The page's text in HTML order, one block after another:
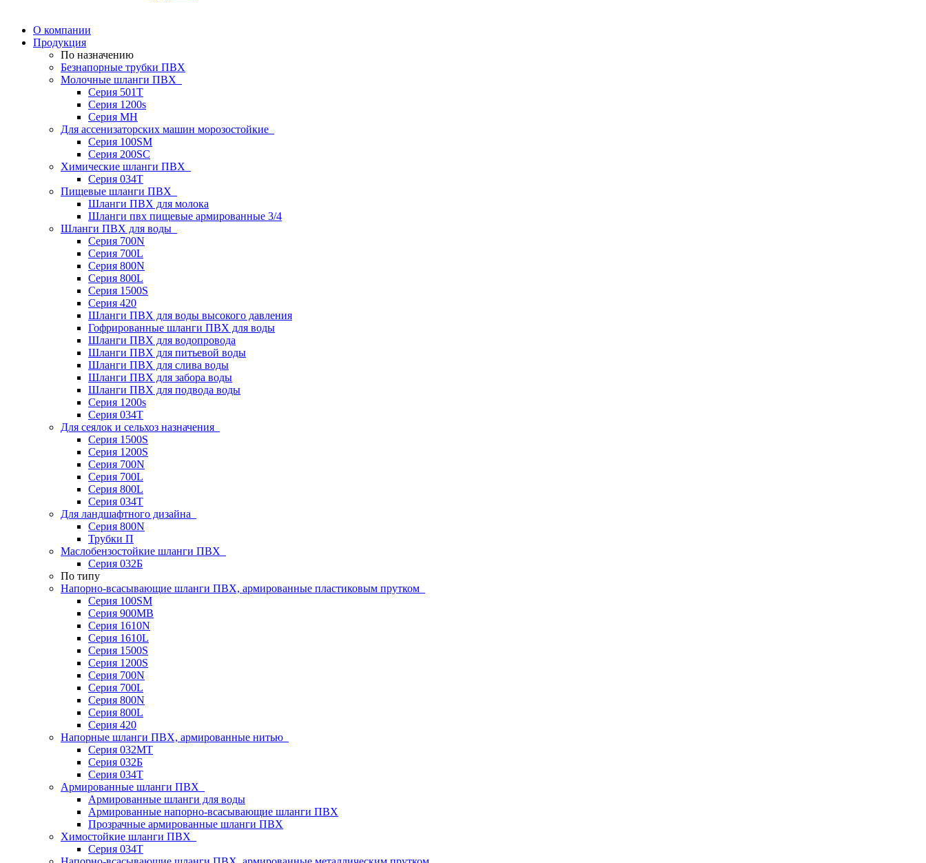
О компании
Продукция
По назначению
Безнапорные трубки ПВХ
Молочные шланги ПВХ
Серия 501T
Серия 1200s
Серия МН
Для ассенизаторских машин морозостойкие
Серия 100SM
Серия 200SС
Химические шланги ПВХ
Серия 034Т
Пищевые шланги ПВХ
Шланги ПВХ для молока
Шланги пвх пищевые армированные 3/4
Шланги ПВХ для воды
Серия 700N
Серия 700L
Серия 800N
Серия 800L
Серия 1500S
Серия 420
Шланги ПВХ для воды высокого давления
Гофрированные шланги ПВХ для воды
Шланги ПВХ для водопровода
Шланги ПВХ для питьевой воды
Шланги ПВХ для слива воды
Шланги ПВХ для забора воды
Шланги ПВХ для подвода воды
Серия 1200s
Серия 034Т
Для сеялок и сельхоз назначения
Серия 1500S
Серия 1200S
Серия 700N
Серия 700L
Серия 800L
Серия 034T
Для ландшафтного дизайна
Серия 800N
Трубки П
Маслобензостойкие шланги ПВХ
Серия 032Б
По типу
Напорно-всасывающие шланги ПВХ, армированные пластиковым прутком
Серия 100SM
Серия 900MB
Серия 1610N
Серия 1610L
Серия 1500S
Серия 1200S
Серия 700N
Серия 700L
Серия 800N
Серия 800L
Серия 420
Напорные шланги ПВХ, армированные нитью
Серия 032МТ
Серия 032Б
Серия 034Т
Армированные шланги ПВХ
Армированные шланги для воды
Армированные напорно-всасывающие шланги ПВХ
Прозрачные армированные шланги ПВХ
Химостойкие шланги ПВХ
Серия 034Т